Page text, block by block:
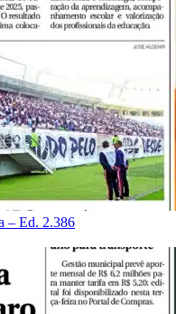
– Ed. 2.386